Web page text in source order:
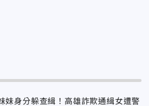
妹身分躲查緝！高雄詐欺通緝女遭警